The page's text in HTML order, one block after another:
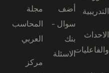
التدريبية
الاحداث
والفاعليات
أضف
سوال -
بنك
الاسئلة
مجلة
المحاسب
العربي
مركز